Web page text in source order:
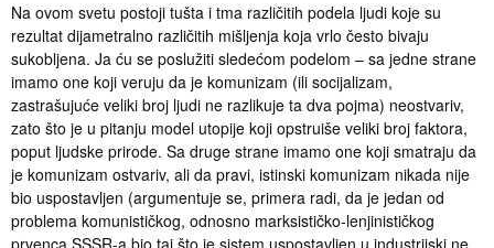
Na ovom svetu postoji tušta i tma različitih podela ljudi koje su
rezultat dijametralno različitih mišljenja koja vrlo često bivaju
sukobljena. Ja ću se poslužiti sledećom podelom – sa jedne strane
imamo one koji veruju da je komunizam (ili socijalizam,
zastrašujuće veliki broj ljudi ne razlikuje ta dva pojma) neostvariv,
zato što je u pitanju model utopije koji opstruiše veliki broj faktora,
poput ljudske prirode. Sa druge strane imamo one koji smatraju da
je komunizam ostvariv, ali da pravi, istinski komunizam nikada nije
bio uspostavljen (argumentuje se, primera radi, da je jedan od
problema komunističkog, odnosno marksističko-lenjinističkog
prvenca SSSR-a bio taj što je sistem uspostavljen u industrijski ne